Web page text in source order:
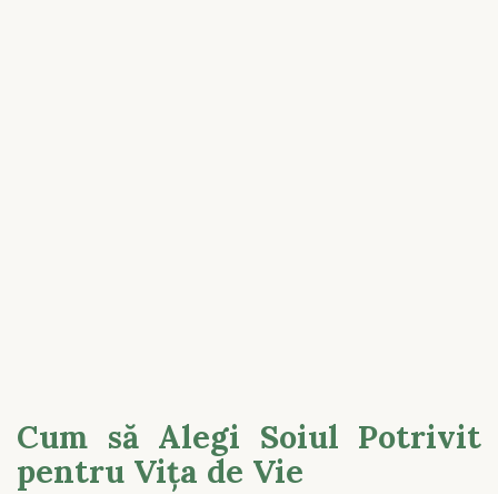
Cum să Alegi Soiul Potrivit
pentru Vița de Vie